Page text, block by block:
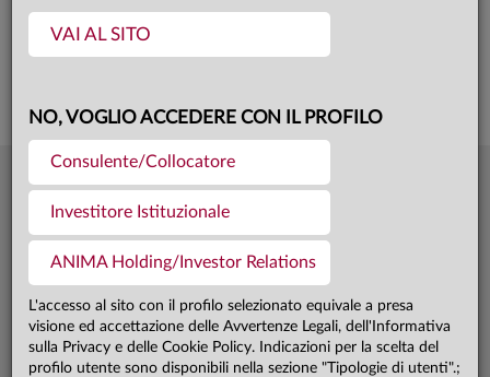
VAI AL SITO
NO, VOGLIO ACCEDERE CON IL PROFILO
Consulente/Collocatore
Investitore Istituzionale
ANIMA Holding/Investor Relations
L'accesso al sito con il profilo selezionato equivale a presa
visione ed accettazione delle Avvertenze Legali, dell'Informativa
sulla Privacy e delle Cookie Policy. Indicazioni per la scelta del
profilo utente sono disponibili nella sezione "Tipologie di utenti".;
Questa è una comunicazione di marketing. Si prega di consultare il prospetto e
Ultima quota
04.08.26
Patrimonio fondo 31.07.26
Patrimonio classe F 31.07.26
Carta di identità